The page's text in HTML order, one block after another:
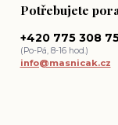
Potřebujete
+420 775 308
(Po-Pá, 8-16 hod.)
info@masnicak.cz